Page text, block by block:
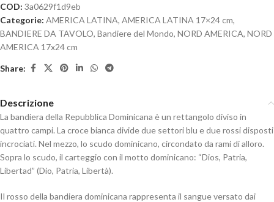
COD: 3a0629f1d9eb
Categorie: AMERICA LATINA, AMERICA LATINA 17×24 cm,
BANDIERE DA TAVOLO, Bandiere del Mondo, NORD AMERICA, NORD
AMERICA 17x24 cm
Share:
Descrizione
La bandiera della Repubblica Dominicana è un rettangolo diviso in
quattro campi. La croce bianca divide due settori blu e due rossi disposti
incrociati. Nel mezzo, lo scudo dominicano, circondato da rami di alloro.
Sopra lo scudo, il carteggio con il motto dominicano: “Dios, Patria,
Libertad” (Dio, Patria, Libertà).
Il rosso della bandiera dominicana rappresenta il sangue versato dai